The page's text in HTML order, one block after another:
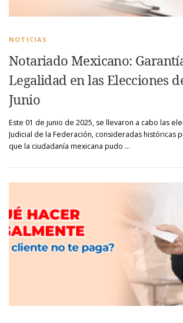
NOTICIAS
Notariado Mexicano:
Legalidad en las Elecciones
Junio
Este 01 de junio de 2025, se llevaron a cabo las
Judicial de la Federación, consideradas históricas
que la ciudadanía mexicana pudo …